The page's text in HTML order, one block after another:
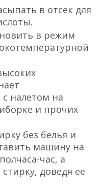
в отсек для
в режим
налетом на
и прочих
без белья и
машину на
час, а
доведя ее